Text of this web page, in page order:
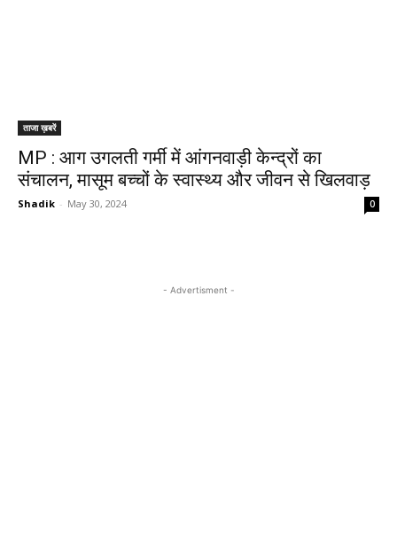
ताजा ख़बरें
MP : आग उगलती गर्मी में आंगनवाड़ी केन्द्रों का
संचालन, मासूम बच्चों के स्वास्थ्य और जीवन से खिलवाड़
Shadik - May 30, 2024 0
- Advertisment -